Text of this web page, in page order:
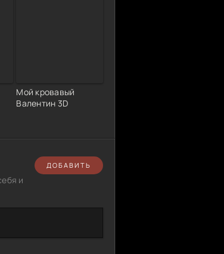
Мой кровавый
Валентин 3D
и
ДОБАВИТЬ